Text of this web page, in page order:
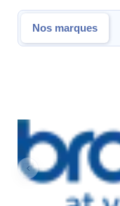
Nos marques